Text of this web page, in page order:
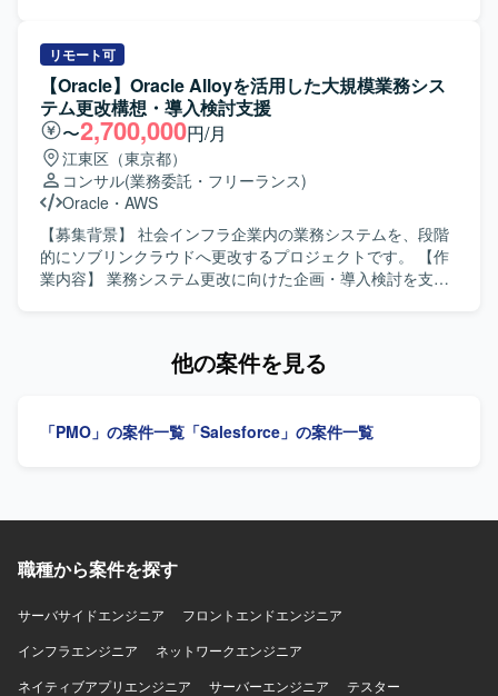
程に関わることができます。 【開発環境】 HULFT、
HULFT-HUB、DataMagic、ksh、C言語、AIXなどのUnix系
OS上での環境となります。
築、ETLツールやパイプライン構築、パフォーマンスの最適
化などデータ基盤関連の設計フェーズにおける体制マネジ
メントや顧客折衝を担当していただきます。 【求める人物
像】 公共系プロジェクトの特性を理解し、ステークホルダ
ーとの調整を主体的かつ円滑に進めていただける方を求め
ています。技術内容を踏まえつつも、プロジェクト全体を
俯瞰してリスクや課題を整理し、関係者と協調しながら推
進いただける方が望ましいです。 【ポジションの魅力】 公
共向けの大規模データ基盤構築に上流から関わることがで
き、データレイクや最新のデータ分析基盤の知見を活かし
ながらPM領域の経験を深めていただけます。PM代理とし
など）を用いた環境を想定しています。
リモート可
【Oracle】Oracle Alloyを活用した大規模業務シス
テム更改構想・導入検討支援
〜2,700,000円/月
江東区（東京都）
コンサル(業務委託・フリーランス)
Oracle ・ AWS
【募集背景】 社会インフラ企業内の業務システムを、段階
的にソブリンクラウドへ更改するプロジェクトです。 【作
業内容】 業務システム更改に向けた企画・導入検討を支援
ITPC審査向け資料および上層部向け上申資料の作成・説明
方を求めています。 【ポジションの魅力】 大規模な業務シ
他の案件を見る
「PMO」の案件一覧 「Salesforce」の案件一覧
職種から案件を探す
サーバサイドエンジニア
フロントエンドエンジニア
インフラエンジニア
ネットワークエンジニア
ネイティブアプリエンジニア
サーバーエンジニア
テスター